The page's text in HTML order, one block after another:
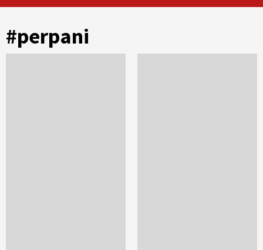
#perpani